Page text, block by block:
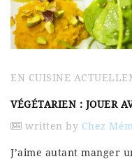
EN CUISINE
VÉGÉTARIEN : JOUER
written by Chez
J’aime autant manger